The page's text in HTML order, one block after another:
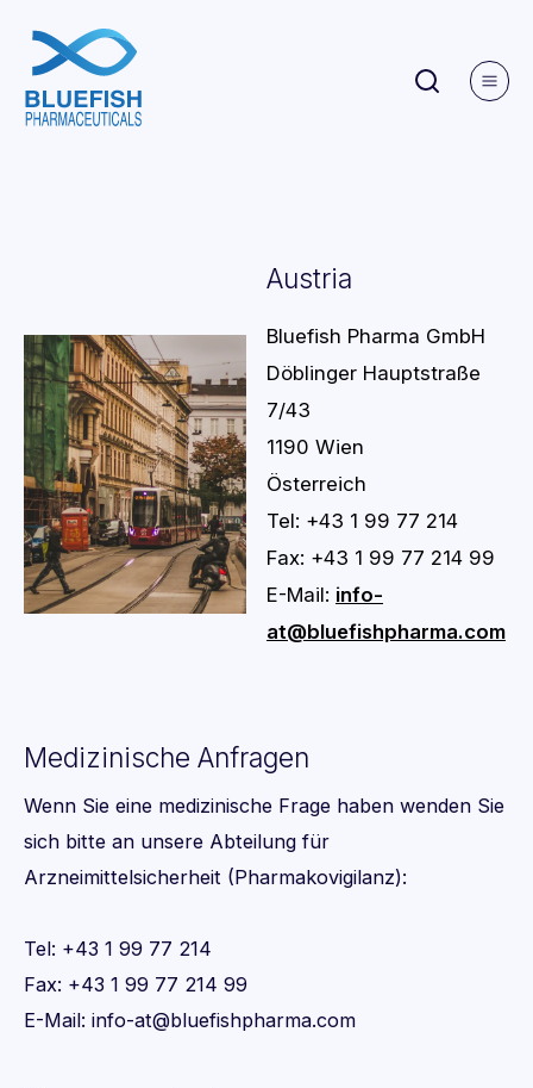
Austria
Bluefish Pharma GmbH
Döblinger Hauptstraße
7/43
1190 Wien
Österreich
Tel: +43 1 99 77 214
Fax: +43 1 99 77 214 99
E-Mail: info-
at@bluefishpharma.com
Medizinische Anfragen
Wenn Sie eine medizinische Frage haben wenden Sie
sich bitte an unsere Abteilung für
Arzneimittelsicherheit (Pharmakovigilanz):
Tel: +43 1 99 77 214
Fax: +43 1 99 77 214 99
E-Mail: info-at@bluefishpharma.com